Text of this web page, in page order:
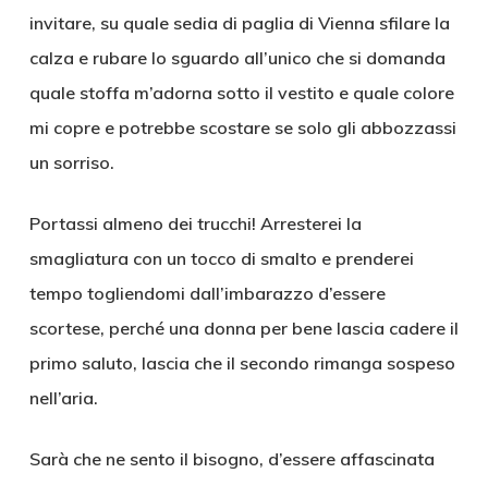
invitare, su quale sedia di paglia di Vienna sfilare la
calza e rubare lo sguardo all’unico che si domanda
quale stoffa m’adorna sotto il vestito e quale colore
mi copre e potrebbe scostare se solo gli abbozzassi
un sorriso.
Portassi almeno dei trucchi! Arresterei la
smagliatura con un tocco di smalto e prenderei
tempo togliendomi dall’imbarazzo d’essere
scortese, perché una donna per bene lascia cadere il
primo saluto, lascia che il secondo rimanga sospeso
nell’aria.
Sarà che ne sento il bisogno, d’essere affascinata